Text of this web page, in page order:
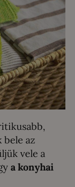
bele az
vele a
a konyhai